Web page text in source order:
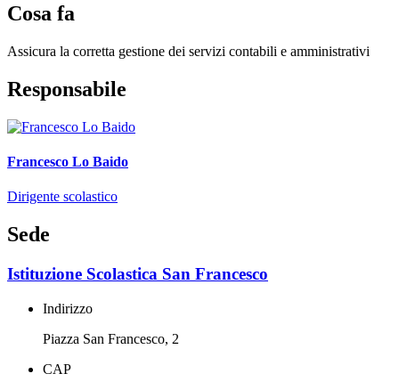
Cosa fa
Assicura la corretta gestione dei servizi contabili e amministrativi
Responsabile
Francesco Lo Baido
Dirigente scolastico
Sede
Istituzione Scolastica San Francesco
Indirizzo
Piazza San Francesco, 2
CAP